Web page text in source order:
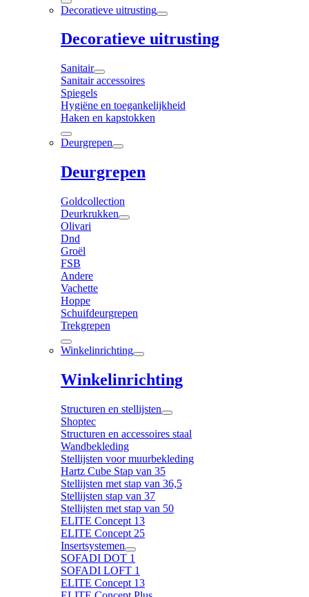
Decoratieve uitrusting
Decoratieve uitrusting
Sanitair
Sanitair accessoires
Spiegels
Hygiëne en toegankelijkheid
Haken en kapstokken
Deurgrepen
Deurgrepen
Goldcollection
Deurkrukken
Olivari
Dnd
Groël
FSB
Andere
Vachette
Hoppe
Schuifdeurgrepen
Trekgrepen
Winkelinrichting
Winkelinrichting
Structuren en stellijsten
Shoptec
Structuren en accessoires staal
Wandbekleding
Stellijsten voor muurbekleding
Hartz Cube Stap van 35
Stellijsten met stap van 36,5
Stellijsten stap van 37
Stellijsten met stap van 50
ELITE Concept 13
ELITE Concept 25
Insertsystemen
SOFADI DOT 1
SOFADI LOFT 1
ELITE Concept 13